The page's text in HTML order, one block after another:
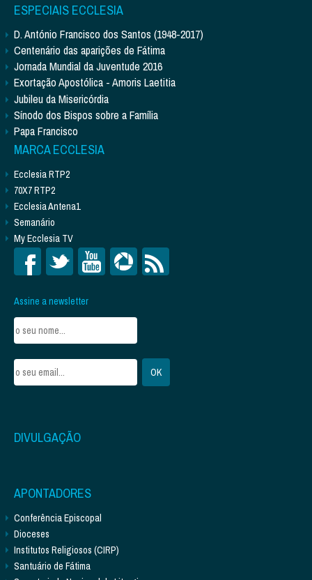
ESPECIAIS ECCLESIA
D. António Francisco dos Santos (1948-2017)
Centenário das aparições de Fátima
Jornada Mundial da Juventude 2016
Exortação Apostólica - Amoris Laetitia
Jubileu da Misericórdia
Sínodo dos Bispos sobre a Família
Papa Francisco
MARCA ECCLESIA
Ecclesia RTP2
70X7 RTP2
Ecclesia Antena1
Semanário
My Ecclesia TV
Assine a newsletter
DIVULGAÇÃO
APONTADORES
Conferência Episcopal
Dioceses
Institutos Religiosos (CIRP)
Santuário de Fátima